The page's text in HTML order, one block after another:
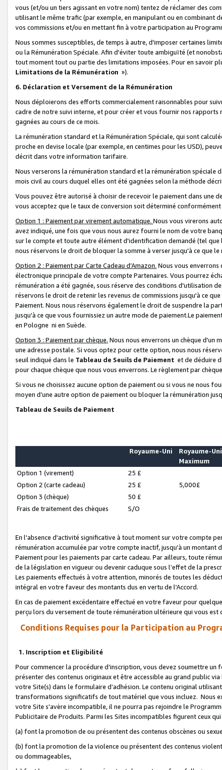
vous (et/ou un tiers agissant en votre nom) tentez de réclamer des
utilisant le même trafic (par exemple, en manipulant ou en combinant
vos commissions et/ou en mettant fin à votre participation au
Nous sommes susceptibles, de temps à autre, d'imposer certaines
ou la Rémunération Spéciale. Afin d'éviter toute ambiguïté (et
tout moment tout ou partie des limitations imposées. Pour en savoir
Limitations de la Rémunération »).
6. Déclaration et Versement de la Rémunération
Nous déploierons des efforts commercialement raisonnables pour
cadre de notre suivi interne, et pour créer et vous fournir nos
gagnées au cours de ce mois.
La rémunération standard et la Rémunération Spéciale, qui sont
proche en devise locale (par exemple, en centimes pour les USD),
décrit dans votre information tarifaire.
Nous verserons la rémunération standard et la rémunération spéciale
mois civil au cours duquel elles ont été gagnées selon la méthode
Vous pouvez être autorisé à choisir de recevoir le paiement dans une
vous acceptez que le taux de conversion soit déterminé
Option 1 : Paiement par virement automatique. Nous vous virerons
avez indiqué, une fois que vous nous aurez fourni le nom de votre
sur le compte et toute autre élément d'identification demandé (tel que
nous réservons le droit de bloquer la somme à verser jusqu'à ce que
Option 2 : Paiement par Carte Cadeau d’Amazon. Nous vous
électronique principale de votre compte Partenaires. Vous pourrez
rémunération a été gagnée, sous réserve des conditions d'utilisation
réservons le droit de retenir les revenus de commissions jusqu'à ce
Paiement. Nous nous réservons également le droit de suspendre la
jusqu'à ce que vous fournissiez un autre mode de paiement.Le
en Pologne ni en Suède.
Option 3 : Paiement par chèque. Nous nous enverrons un chèque d'un
une adresse postale. Si vous optez pour cette option, nous nous
seuil indiqué dans le Tableau de Seuils de Paiement et de déduire
pour chaque chèque que nous vous enverrons. Le règlement par
Si vous ne choisissez aucune option de paiement ou si vous ne nous
moyen d’une autre option de paiement ou bloquer la rémunération
Tableau de Seuils de Paiement
Royaume-Uni
Royaume-Uni
Maximum
Option 1 (virement)
25 £
Option 2 (carte cadeau)
25 £
5,000£
Option 3 (chèque)
50 £
Frais de traitement des chèques
S/O
En l'absence d'activité significative à tout moment sur votre compte
rémunération accumulée par votre compte inactif, jusqu'à un montant
Paiement pour les paiements par carte cadeau. Par ailleurs, toute
de la législation en vigueur ou devenir caduque sous l’effet de la
Les paiements effectués à votre attention, minorés de toutes les
intégral en votre faveur des montants dus en vertu de l'Accord.
En cas de paiement excédentaire effectué en votre faveur pour
perçu lors du versement de toute rémunération ultérieure qui vous est
Conditions Requises pour la Participation au
1. Inscription et Eligibilité
Pour commencer la procédure d’inscription, vous devez soumettre
présenter des contenus originaux et être accessible au grand public
votre Site(s) dans le formulaire d’adhésion. Le contenu original
transformations significatifs de tout matériel que vous incluez. Nous
votre Site s'avère incompatible, il ne pourra pas rejoindre le
Publicitaire de Produits. Parmi les Sites incompatibles figurent ceux
(a) font la promotion de ou présentent des contenus obscènes ou
(b) font la promotion de la violence ou présentent des contenus
ou dommageables,